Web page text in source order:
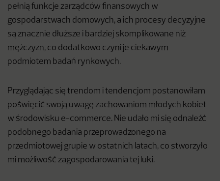
pełnią funkcje zarządców finansowych w
gospodarstwach domowych, a ich procesy decyzyjne
są znacznie dłuższe i bardziej skomplikowane niż
mężczyzn, co dodatkowo czyni je ciekawym
podmiotem badań rynkowych.
Przyglądając się trendom i tendencjom postanowiłam
poświęcić swoją uwagę zachowaniom młodych kobiet
w środowisku e-commerce. Nie udało mi się odnaleźć
podobnego badania przeprowadzonego na
przedmiotowej grupie w ostatnich latach, co stworzyło
mi możliwość zagospodarowania tej luki.